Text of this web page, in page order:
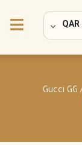
QAR
/ Gucci GG